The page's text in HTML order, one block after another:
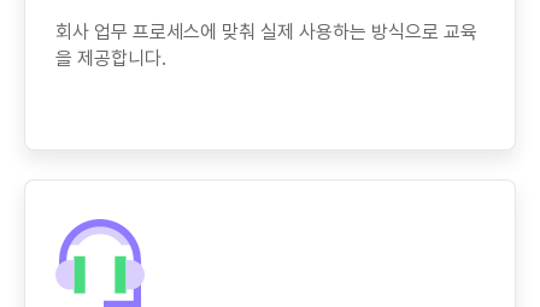
회사 업무 프로세스에 맞춰 실제 사용하는 방식으로 교육
을 제공합니다.